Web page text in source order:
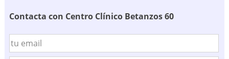
Contacta con Centro Clínico Betanzos 60